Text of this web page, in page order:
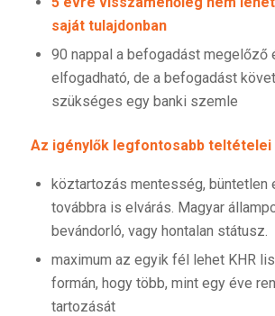
saját tulajdonban
90 nappal a befogadást megelőző
elfogadható, de a befogadást
szükséges egy banki szemle
Az igénylők legfontosabb teltételei
köztartozás mentesség, büntetlen
továbbra is elvárás. Magyar
bevándorló, vagy hontalan státusz.
maximum az egyik fél lehet KHR
formán, hogy több, mint egy éve
tartozását